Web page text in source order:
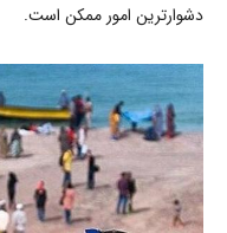
دشوارترین امور ممکن است.